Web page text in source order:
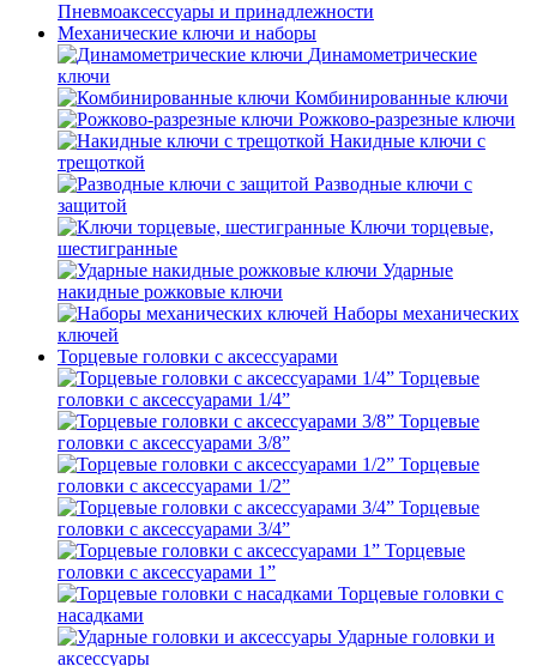
Пневмоаксессуары и принадлежности
Механические ключи и наборы
Динамометрические
ключи
Комбинированные ключи
Рожково-разрезные ключи
Накидные ключи с
трещоткой
Разводные ключи с
защитой
Ключи торцевые,
шестигранные
Ударные
накидные рожковые ключи
Наборы механических
ключей
Торцевые головки с аксессуарами
Торцевые
головки с аксессуарами 1/4”
Торцевые
головки с аксессуарами 3/8”
Торцевые
головки с аксессуарами 1/2”
Торцевые
головки с аксессуарами 3/4”
Торцевые
головки с аксессуарами 1”
Торцевые головки с
насадками
Ударные головки и
аксессуары